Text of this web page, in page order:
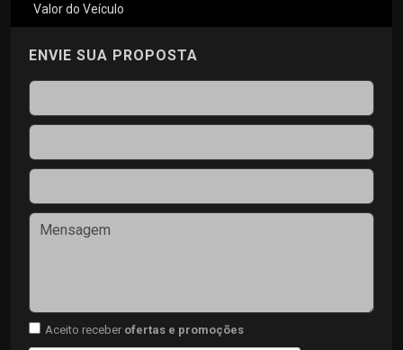
Valor do Veículo
ENVIE SUA PROPOSTA
Aceito receber ofertas e promoções